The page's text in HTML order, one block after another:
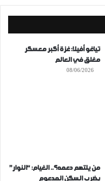
تياغو أفيلا: غزة أكبر معسكر
مغلق في العالم
08/06/2026
من يلتهم دعمه؟.. الغيام: “النوار”
يضرب السكن المدعوم